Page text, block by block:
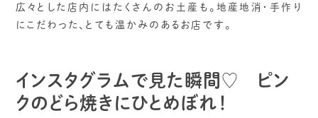
広々とした店内にはたくさんのお土産も。地産地消・手作り
にこだわった、とても温かみのあるお店です。
インスタグラムで見た瞬間♡ ピン
クのどら焼きにひとめぼれ！